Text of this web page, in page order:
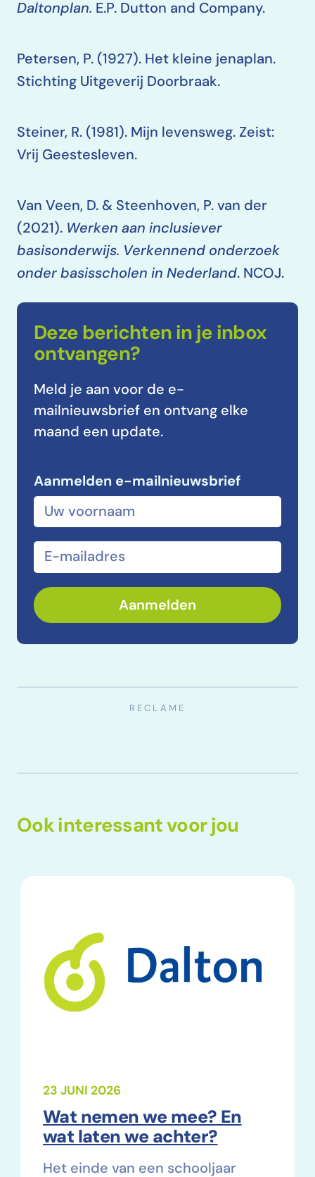
Daltonplan. E.P. Dutton and Company.
Petersen, P. (1927). Het kleine jenaplan.
Stichting Uitgeverij Doorbraak.
Steiner, R. (1981). Mijn levensweg. Zeist:
Vrij Geestesleven.
Van Veen, D. & Steenhoven, P. van der
(2021). Werken aan inclusiever
basisonderwijs. Verkennend onderzoek
onder basisscholen in Nederland. NCOJ.
Deze berichten in je inbox
ontvangen?
Meld je aan voor de e-
mailnieuwsbrief en ontvang elke
maand een update.
Aanmelden e-mailnieuwsbrief
Voor- en achternaam
E-mailadres
Aanmelden
Ook interessant voor jou
Wat nemen we mee? En
wat laten we achter?
23 JUNI 2026
Het einde van een schooljaar